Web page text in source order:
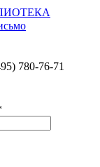
780-76-71